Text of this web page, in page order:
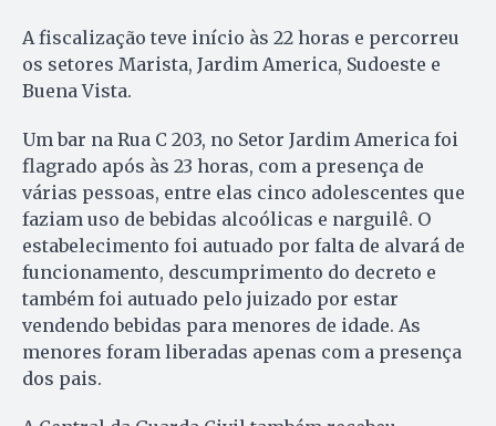
A fiscalização teve início às 22 horas e percorreu
os setores Marista, Jardim America, Sudoeste e
Buena Vista.
Um bar na Rua C 203, no Setor Jardim America foi
flagrado após às 23 horas, com a presença de
várias pessoas, entre elas cinco adolescentes que
faziam uso de bebidas alcoólicas e narguilê. O
estabelecimento foi autuado por falta de alvará de
funcionamento, descumprimento do decreto e
também foi autuado pelo juizado por estar
vendendo bebidas para menores de idade. As
menores foram liberadas apenas com a presença
dos pais.